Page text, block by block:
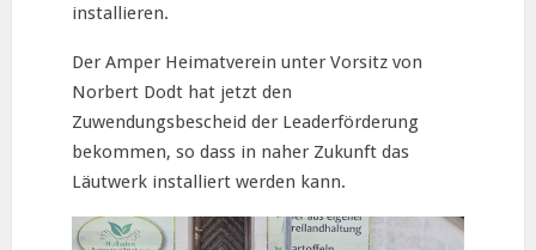
installieren.
Der Amper Heimatverein unter Vorsitz von
Norbert Dodt hat jetzt den
Zuwendungsbescheid der Leaderförderung
bekommen, so dass in naher Zukunft das
Läutwerk installiert werden kann.